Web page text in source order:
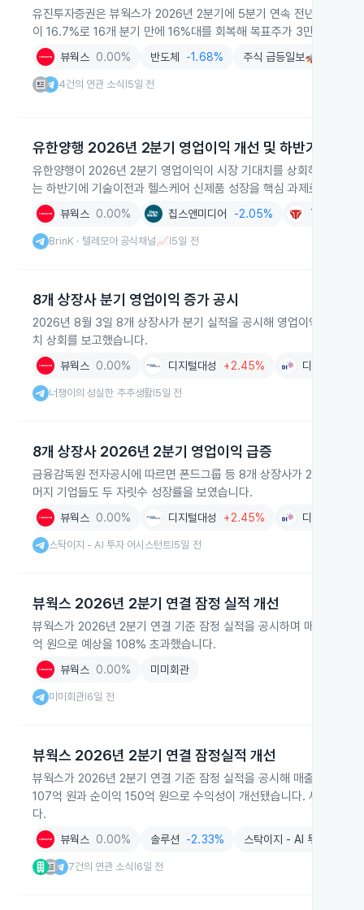
유진투자증권은 뷰웍스가 2026년 2분기에 5분기 연속 전년 동기 대
이 16.7%로 16개 분기 만에 16%대를 회복해 목표주가 3만4000원
뷰웍스 0.00% 반도체 -1.68% 주식 급등일보🚀급등테마
4건의 연관 소식 5일 전
유한양행 2026년 2분기 영업이익 개선 및 하반기 과제
유한양행이 2026년 2분기 영업이익이 시장 기대치를 상회하며 수익
는 하반기에 기술이전과 헬스케어 신제품 성장을 핵심 과제로 추진할
뷰웍스 0.00% 칩스앤미디어 -2.05% TYM
BrinK · 텔레모아 공식채널📈 5일 전
8개 상장사 분기 영업이익 증가 공시
2026년 8월 3일 8개 상장사가 분기 실적을 공시해 영업이익 증가를
치 상회를 보고했습니다.
뷰웍스 0.00% 디지털대성 +2.45% 디아이
너쟁이의 성실한 추추생활| 5일 전
8개 상장사 2026년 2분기 영업이익 급증
금융감독원 전자공시에 따르면 폰드그룹 등 8개 상장사가 2026년 2
머지 기업들도 두 자릿수 성장률을 보였습니다.
뷰웍스 0.00% 디지털대성 +2.45% 디아이
스탁이지 - AI 투자 어시스턴트 5일 전
뷰웍스 2026년 2분기 연결 잠정 실적 개선
뷰웍스가 2026년 2분기 연결 기준 잠정 실적을 공시하며 매출 639
억 원으로 예상을 108% 초과했습니다.
뷰웍스 0.00% 미미회관
미미회관 6일 전
뷰웍스 2026년 2분기 연결 잠정실적 개선
뷰웍스가 2026년 2분기 연결 기준 잠정 실적을 공시해 매출액 639
107억 원과 순이익 150억 원으로 수익성이 개선됐습니다. 새 공시에
다.
뷰웍스 0.00% 솔루션 -2.33% 스탁이지 - AI 투자 어시스
7건의 연관 소식 6일 전